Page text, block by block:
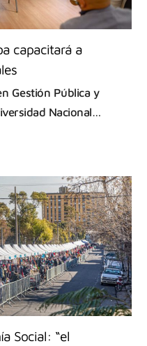
capacitará a
Gestión Pública y
Nacional…
Social: “el